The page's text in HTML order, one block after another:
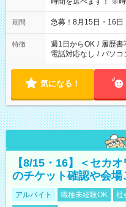
期間 急募！8月15日・16日
特徴 週1日からOK / 履歴書
電話対応なし / パソコ
気になる！
【8/15・16】＜セカ
のチケット確認や会場
アルバイト 職種未経験OK 社